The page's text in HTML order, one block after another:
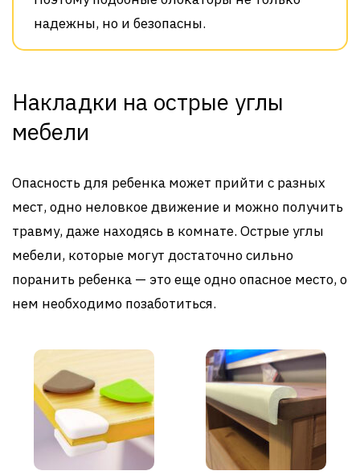
надежны, но и безопасны.
Накладки на острые углы
мебели
Опасность для ребенка может прийти с разных
мест, одно неловкое движение и можно получить
травму, даже находясь в комнате. Острые углы
мебели, которые могут достаточно сильно
поранить ребенка — это еще одно опасное место, о
нем необходимо позаботиться.